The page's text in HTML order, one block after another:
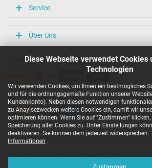
Diese Webseite verwendet Cookies
Technologien
Wir verwenden Cookies, um Ihnen ein bestmögliches
und für die ordnungsgemäße Funktion unserer
Kundenkonto). Neben diesen notwendigen
zu Anaylsezwecken weitere Cookies ein, damit wir
optimieren können. Wenn Sie auf "Zustimmen"
Speicherung aller Cookies zu. Unter Einstellungen
deaktivieren. Sie können dem jederzeit widersprechen.
Informationen .
Service
Über Uns
Unsere Versandarten
Unsere Zahlarten
Copyright ©
Alle Preise inkl. gesetzl. MwSt. zzgl.